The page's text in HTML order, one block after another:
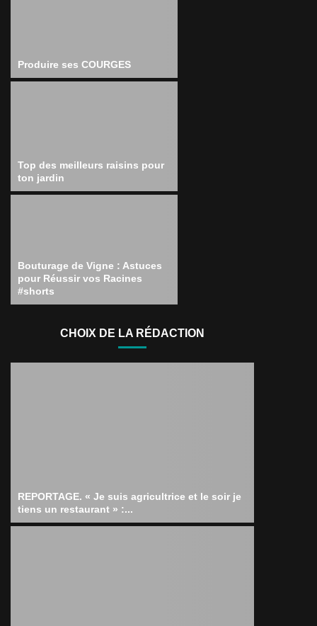
Produire ses COURGES
Top des meilleurs raisins pour
ton jardin
Bouturage de Vigne : Astuces
pour Réussir vos Racines
#shorts
CHOIX DE LA RÉDACTION
REPORTAGE. « Je suis agricultrice et le soir je
tiens un restaurant » :...